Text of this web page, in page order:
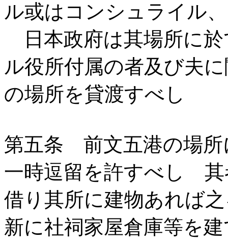
ル或はコンシュライル
日本政府は其場所に
ル役所付属の者及び夫
の場所を貸渡すべし
第五条 前文五港の場所
一時逗留を許すべし 其
借り其所に建物あれば
新に社祠家屋倉庫等を